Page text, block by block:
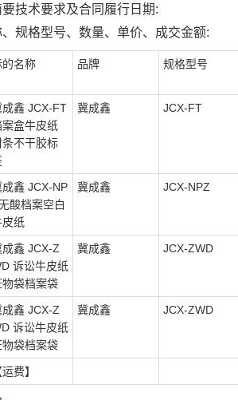
技术要求及合同履行日期:
规格型号、数量、单价、成交金额:
的名称 品牌 规格型号
成鑫 JCX-FT
案盒牛皮纸
条不干胶标
冀成鑫 JCX-FT
成鑫 JCX-NP
酸档案空白
皮纸
冀成鑫 JCX-NPZ
成鑫 JCX-Z
诉讼牛皮纸
物袋档案袋
冀成鑫 JCX-ZWD
成鑫 JCX-Z
诉讼牛皮纸
物袋档案袋
冀成鑫 JCX-ZWD
运费】